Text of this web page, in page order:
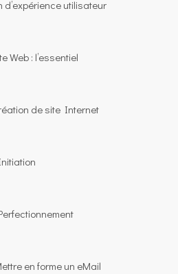
d’expérience utilisateur
Web : l’essentiel
de site Internet
en forme un eMail